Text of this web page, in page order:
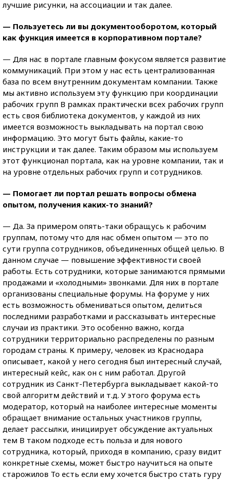
лучшие рисунки, на ассоциации и так далее.
— Пользуетесь ли вы документооборотом, который
как функция имеется в корпоративном портале?
— Для нас в портале главным фокусом является развитие
коммуникаций. При этом у нас есть централизованная
база по всем внутренним документам компании. Также
мы активно используем эту функцию при координации
рабочих групп В рамках практически всех рабочих групп
есть своя библиотека документов, у каждой из них
имеется возможность выкладывать на портал свою
информацию. Это могут быть файлы, какие-то
инструкции и так далее. Таким образом мы используем
этот функционал портала, как на уровне компании, так и
на уровне отдельных рабочих групп и сотрудников.
— Помогает ли портал решать вопросы обмена
опытом, получения каких-то знаний?
— Да. За примером опять-таки обращусь к рабочим
группам, потому что для нас обмен опытом — это по
сути группа сотрудников, объединенных общей целью. В
данном случае — повышение эффективности своей
работы. Есть сотрудники, которые занимаются прямыми
продажами и «холодными» звонками. Для них в портале
организованы специальные форумы. На форуме у них
есть возможность обмениваться опытом, делиться
последними разработками и рассказывать интересные
случаи из практики. Это особенно важно, когда
сотрудники территориально распределены по разным
городам страны. К примеру, человек из Краснодара
описывает, какой у него сегодня был интересный случай,
интересный кейс, как он с ним работал. Другой
сотрудник из Санкт-Петербурга выкладывает какой-то
свой алгоритм действий и т.д. У этого форума есть
модератор, который на наиболее интересные моменты
обращает внимание остальных участников группы,
делает рассылки, инициирует обсуждение актуальных
тем В таком подходе есть польза и для нового
сотрудника, который, приходя в компанию, сразу видит
конкретные схемы, может быстро научиться на опыте
старожилов То есть если ему хочется быстро стать гуру